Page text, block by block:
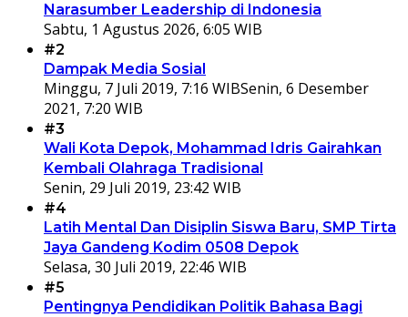
Narasumber Leadership di Indonesia
Sabtu, 1 Agustus 2026, 6:05 WIB
#2
Dampak Media Sosial
Minggu, 7 Juli 2019, 7:16 WIBSenin, 6 Desember
2021, 7:20 WIB
#3
Wali Kota Depok, Mohammad Idris Gairahkan
Kembali Olahraga Tradisional
Senin, 29 Juli 2019, 23:42 WIB
#4
Latih Mental Dan Disiplin Siswa Baru, SMP Tirta
Jaya Gandeng Kodim 0508 Depok
Selasa, 30 Juli 2019, 22:46 WIB
#5
Pentingnya Pendidikan Politik Bahasa Bagi